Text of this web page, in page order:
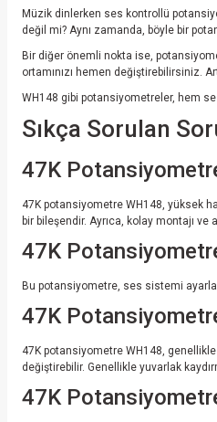
Müzik dinlerken ses kontrollü
değil mi? Aynı zamanda, böyle bir
Bir diğer önemli nokta ise,
ortamınızı hemen değiştirebilirsiniz.
WH148 gibi potansiyometreler, hem
Sıkça Sorulan
47K
47K potansiyometre WH148, yüksek
bir bileşendir. Ayrıca, kolay montajı
47K
Bu potansiyometre, ses sistemi
47K
47K potansiyometre WH148,
değiştirebilir. Genellikle yuvarlak
47K